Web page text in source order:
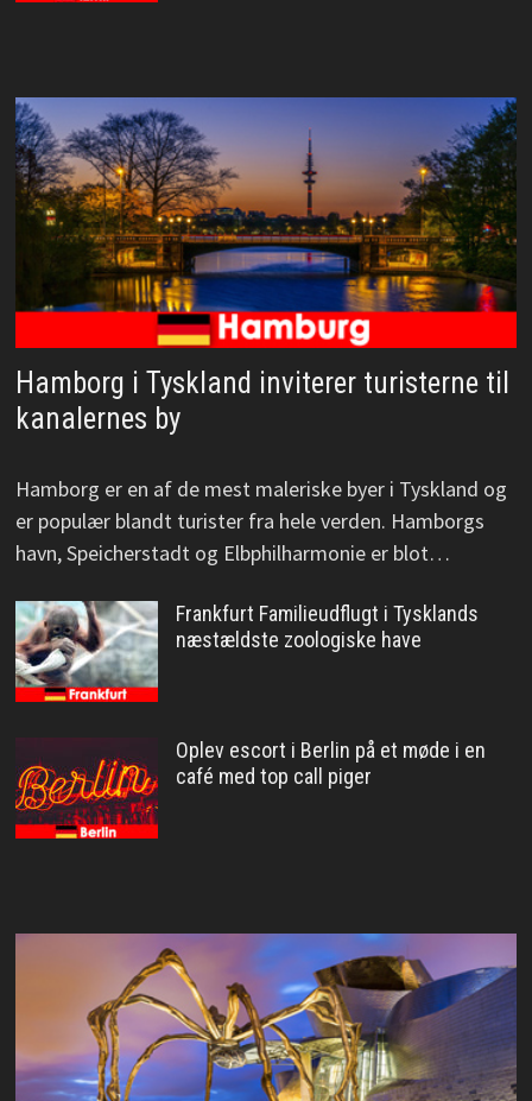
Hamborg i Tyskland inviterer turisterne til
kanalernes by
Hamborg er en af de mest maleriske byer i Tyskland og
er populær blandt turister fra hele verden. Hamborgs
havn, Speicherstadt og Elbphilharmonie er blot…
Frankfurt Familieudflugt i Tysklands
næstældste zoologiske have
Oplev escort i Berlin på et møde i en
café med top call piger